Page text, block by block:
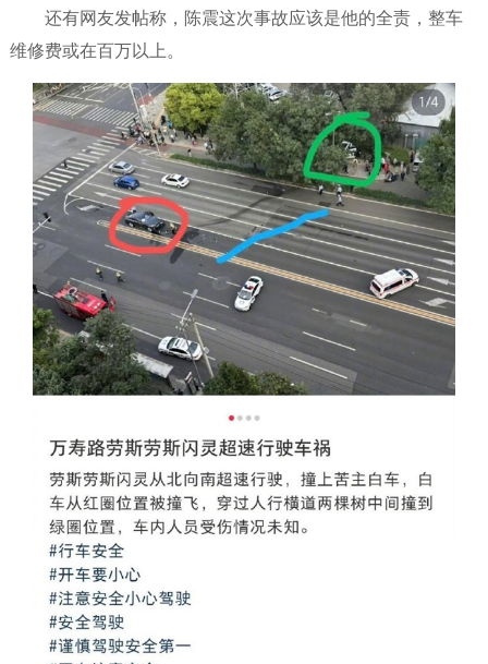
还有网友发帖称，陈震这次事故应该是他的全责，整车
维修费或在百万以上。